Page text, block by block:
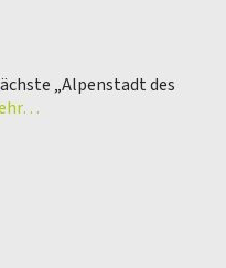
„Alpenstadt des